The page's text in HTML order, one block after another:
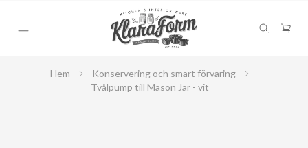
Hem
Konservering och smart förvaring
Tvålpump till Mason Jar - vit